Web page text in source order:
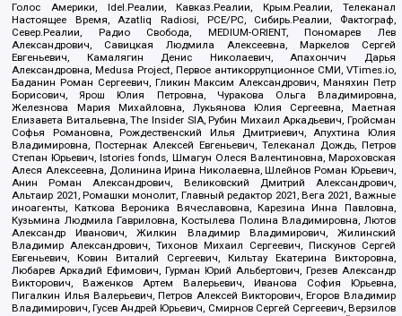
Голос Америки, Idel.Реалии, Кавказ.Реалии, Крым.Реалии, Телеканал
Настоящее Время, Azatliq Radiosi, PCE/PC, Сибирь.Реалии, Фактограф,
Север.Реалии, Радио Свобода, MEDIUM-ORIENT, Пономарев Лев
Александрович, Савицкая Людмила Алексеевна, Маркелов Сергей
Евгеньевич, Камалягин Денис Николаевич, Апахончич Дарья
Александровна, Medusa Project, Первое антикоррупционное СМИ, VTimes.io,
Баданин Роман Сергеевич, Гликин Максим Александрович, Маняхин Петр
Борисович, Ярош Юлия Петровна, Чуракова Ольга Владимировна,
Железнова Мария Михайловна, Лукьянова Юлия Сергеевна, Маетная
Елизавета Витальевна, The Insider SIA, Рубин Михаил Аркадьевич, Гройсман
Софья Романовна, Рождественский Илья Дмитриевич, Апухтина Юлия
Владимировна, Постернак Алексей Евгеньевич, Телеканал Дождь, Петров
Степан Юрьевич, Istories fonds, Шмагун Олеся Валентиновна, Мароховская
Алеся Алексеевна, Долинина Ирина Николаевна, Шлейнов Роман Юрьевич,
Анин Роман Александрович, Великовский Дмитрий Александрович,
Альтаир 2021, Ромашки монолит, Главный редактор 2021, Вега 2021, Важные
иноагенты, Каткова Вероника Вячеславовна, Карезина Инна Павловна,
Кузьмина Людмила Гавриловна, Костылева Полина Владимировна, Лютов
Александр Иванович, Жилкин Владимир Владимирович, Жилинский
Владимир Александрович, Тихонов Михаил Сергеевич, Пискунов Сергей
Евгеньевич, Ковин Виталий Сергеевич, Кильтау Екатерина Викторовна,
Любарев Аркадий Ефимович, Гурман Юрий Альбертович, Грезев Александр
Викторович, Важенков Артем Валерьевич, Иванова София Юрьевна,
Пигалкин Илья Валерьевич, Петров Алексей Викторович, Егоров Владимир
Владимирович, Гусев Андрей Юрьевич, Смирнов Сергей Сергеевич, Верзилов